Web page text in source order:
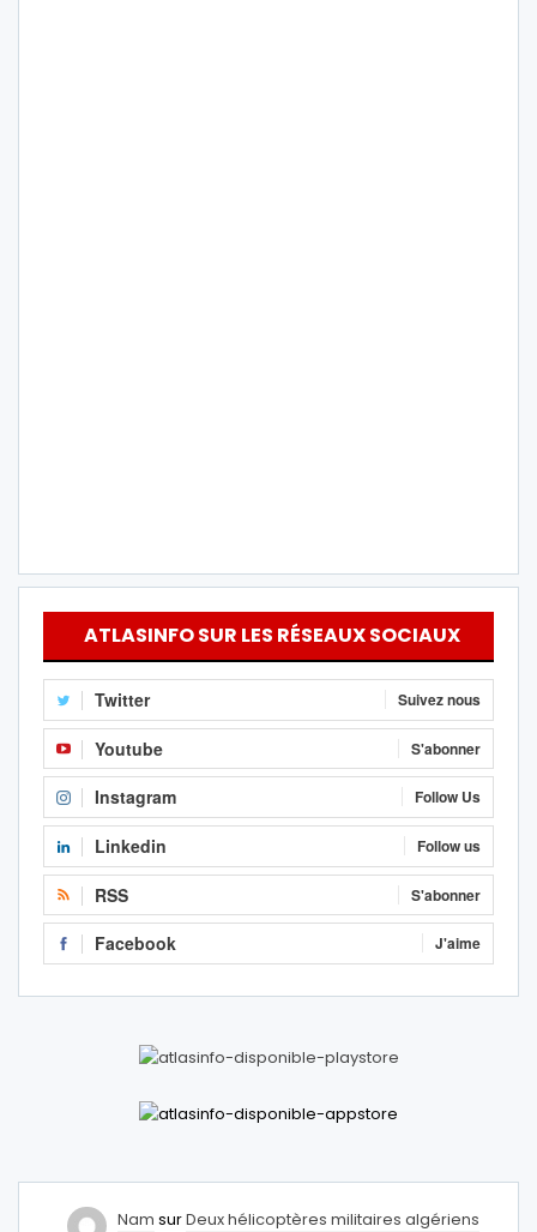
ATLASINFO SUR LES RÉSEAUX SOCIAUX
Twitter Suivez nous
Youtube S'abonner
Instagram Follow Us
Linkedin Follow us
RSS S'abonner
Facebook J'aime
Nam surDeux hélicoptères militaires algériens